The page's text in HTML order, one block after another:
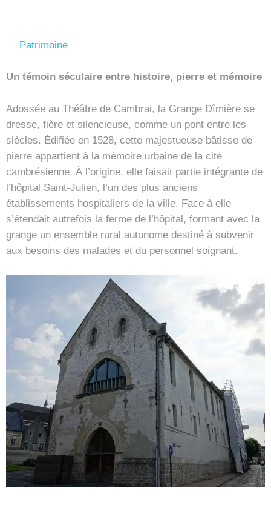
Patrimoine
Un témoin séculaire entre histoire, pierre et mémoire
Adossée au Théâtre de Cambrai, la Grange Dîmière se
dresse, fière et silencieuse, comme un pont entre les
siècles. Édifiée en 1528, cette majestueuse bâtisse de
pierre appartient à la mémoire urbaine de la cité
cambrésienne. À l’origine, elle faisait partie intégrante de
l’hôpital Saint-Julien, l’un des plus anciens
établissements hospitaliers de la ville. Face à elle
s’étendait autrefois la ferme de l’hôpital, formant avec la
grange un ensemble rural autonome destiné à subvenir
aux besoins des malades et du personnel soignant.